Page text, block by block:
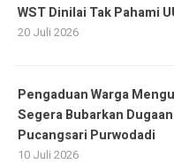
WST Dinilai Tak Pahami
20 Juli 2026
Pengaduan Warga
Segera Bubarkan
Pucangsari Purwodadi
10 Juli 2026